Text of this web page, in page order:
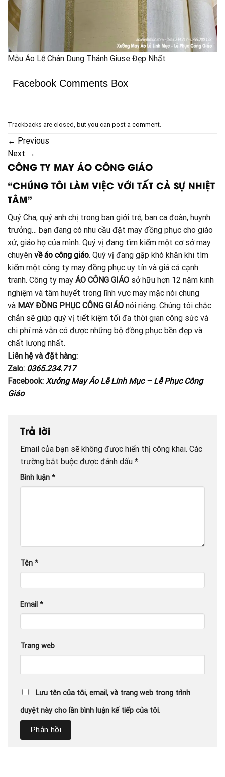
Mẫu Áo Lễ Chân Dung Thánh Giuse Đẹp Nhất
Facebook Comments Box
Trackbacks are closed, but you can post a comment
← Previous
Next →
CÔNG TY MAY ÁO CÔNG GIÁO
“CHÚNG TÔI LÀM VIỆC VỚI TẤT CẢ SỰ NHIỆT
TÂM”
Quý Cha, quý anh chị trong ban giới trẻ, ban ca đoàn, huynh
trưởng… bạn đang có nhu cầu đặt may đồng phục cho giáo
xứ, giáo họ của mình. Quý vị đang tìm kiếm một cơ sở may
chuyên về áo công giáo. Quý vị đang gặp khó khăn khi tìm
kiếm một công ty may đồng phục uy tín và giá cả cạnh
tranh. Công ty may ÁO CÔNG GIÁO sở hữu hơn 12 năm kinh
nghiệm và tâm huyết trong lĩnh vực may mặc nói chung
và MAY ĐỒNG PHỤC CÔNG GIÁO nói riêng. Chúng tôi chắc
chắn sẽ giúp quý vị tiết kiệm tối đa thời gian công sức và
chi phí mà vẫn có được những bộ đồng phục bền đẹp và
chất lượng nhất.
Liên hệ và đặt hàng:
Zalo: 0365.234.717
Facebook: Xưởng May Áo Lễ Linh Mục – Lễ Phục Công
Giáo
Trả lời
Email của bạn sẽ không được hiển thị công khai. Các
trường bắt buộc được đánh dấu *
Bình luận *
Tên *
Email *
Trang web
Lưu tên của tôi, email, và trang web trong trình
duyệt này cho lần bình luận kế tiếp của tôi.